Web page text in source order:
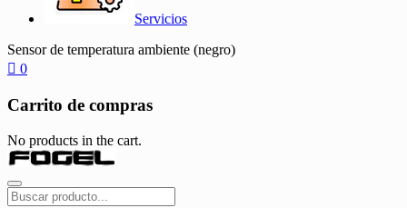
Servicios
Sensor de temperatura ambiente (negro)
0
Carrito de compras
No products in the cart.